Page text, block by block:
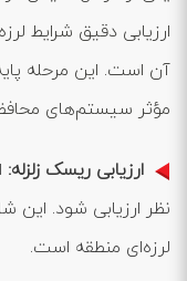
ارزیابی دقیق شرایط
آن است. این مرحله
مؤثر سیستم‌های
ارزیابی ریسک زلزله:
نظر ارزیابی شود. این
لرزه‌ای منطقه است.